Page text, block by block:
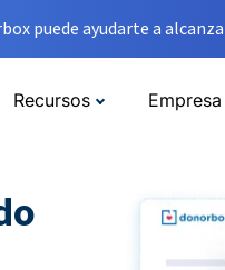
puede ayudarte a
Recursos Empresa